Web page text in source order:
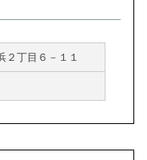
２丁目６－１１